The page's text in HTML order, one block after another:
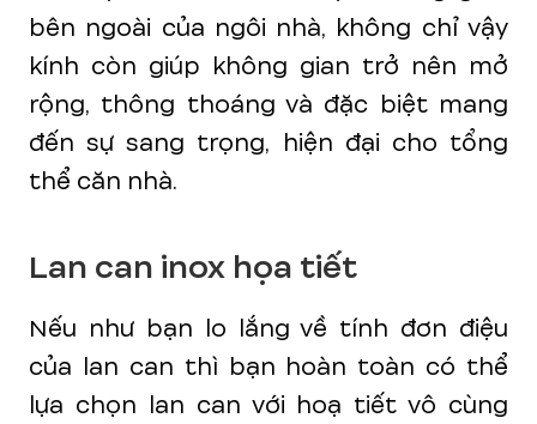
bên ngoài của ngôi nhà, không chỉ vậy
kính còn giúp không gian trở nên mở
rộng, thông thoáng và đặc biệt mang
đến sự sang trọng, hiện đại cho tổng
thể căn nhà.
Lan can inox họa tiết
Nếu như bạn lo lắng về tính đơn điệu
của lan can thì bạn hoàn toàn có thể
lựa chọn lan can với hoạ tiết vô cùng